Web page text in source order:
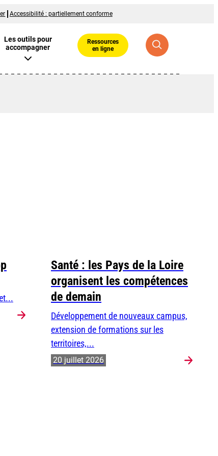
Accessibilité : partiellement conforme
Les outils pour
accompagner
Ressources
en ligne
Santé : les Pays de la Loire
organisent les compétences
de demain
Développement de nouveaux campus,
extension de formations sur les
territoires,...
20 juillet 2026